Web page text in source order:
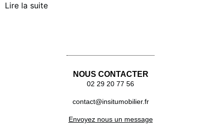
Lire la suite
NOUS CONTACTER
02 29 20 77 56
contact@insitumobilier.fr
Envoyez nous un message